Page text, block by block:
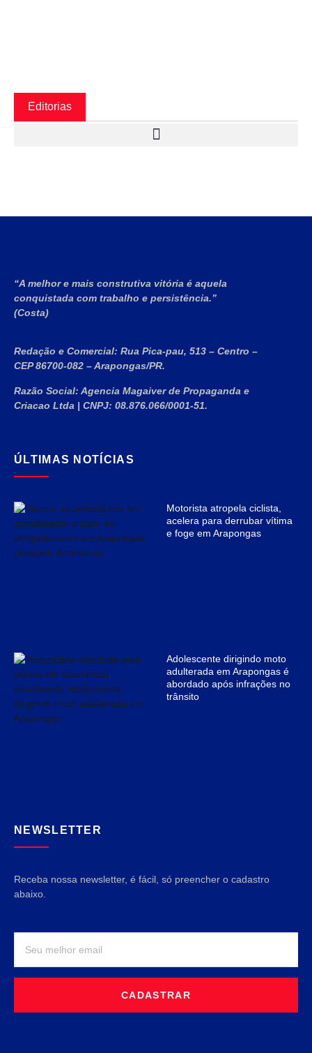
Editorias
“A melhor e mais construtiva vitória é aquela
conquistada com trabalho e persistência.”
(Costa)
Redação e Comercial: Rua Pica-pau, 513 – Centro –
CEP 86700-082 – Arapongas/PR.
Razão Social: Agencia Magaiver de Propaganda e
Criacao Ltda | CNPJ: 08.876.066/0001-51.
ÚLTIMAS NOTÍCIAS
Motorista atropela ciclista,
acelera para derrubar vítima
e foge em Arapongas
Adolescente dirigindo moto
adulterada em Arapongas é
abordado após infrações no
trânsito
NEWSLETTER
Receba nossa newsletter, é fácil, só preencher o cadastro
abaixo.
CADASTRAR